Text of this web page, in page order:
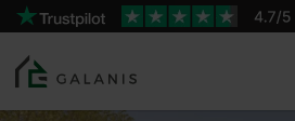
Aloitis Coibentata SILVER Pareti da
26900 €